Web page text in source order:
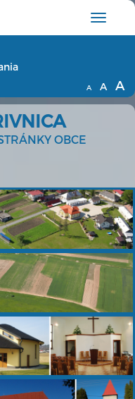
Hlavné
menu
A A A
OBCE